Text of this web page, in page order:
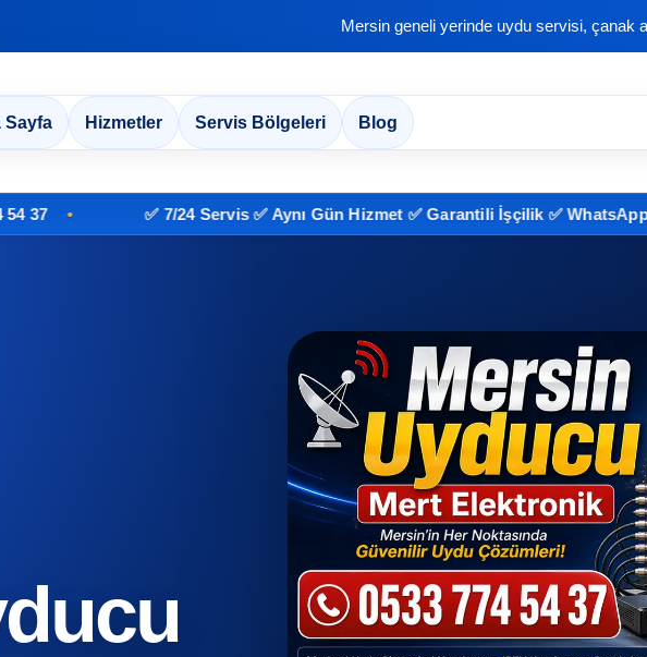
Mersin geneli yerinde uydu servisi, çanak
Sayfa Hizmetler Servis Bölgeleri Blog
✅ 7/24 Servis ✅ Aynı Gün Hizmet ✅ Garantili İşçilik ✅ WhatsApp Destek